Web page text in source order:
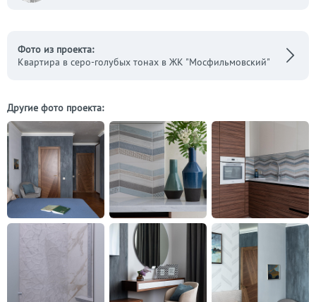
Фото из проекта:
Квартира в серо-голубых тонах в ЖК "Мосфильмовский"
Другие фото проекта: